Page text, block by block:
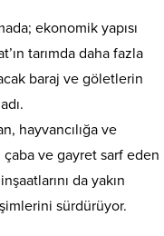
ekonomik yapısı
tarımda daha fazla
baraj ve göletlerin
hayvancılığa ve
ve gayret sarf eden
da yakın
sürdürüyor.